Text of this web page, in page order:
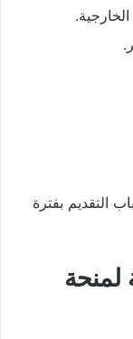
التقديم بفترة
لمنحة